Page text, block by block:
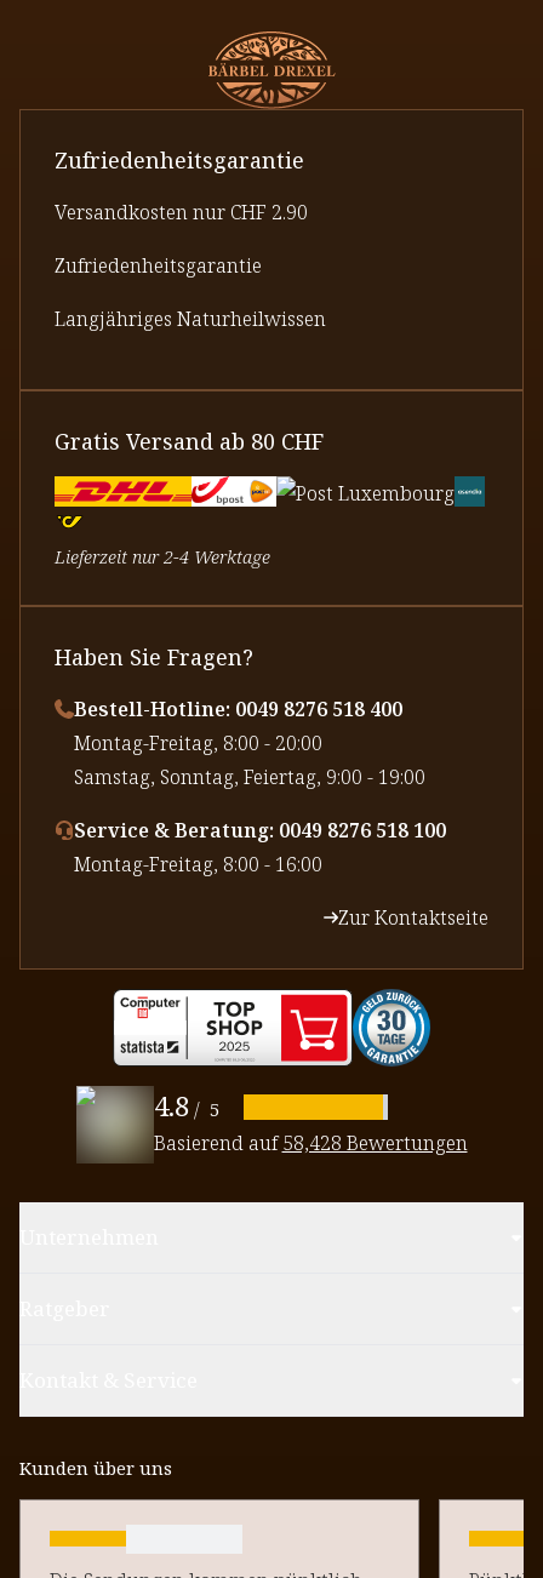
Zufriedenheitsgarantie
Versandkosten nur CHF 2.90
Zufriedenheitsgarantie
Langjähriges Naturheilwissen
Gratis Versand ab 80 CHF
Lieferzeit nur 2-4 Werktage
Haben Sie Fragen?
Bestell-Hotline: 0049 8276 518 400
⁠Montag-Freitag, 8:00 - 20:00
⁠Samstag, Sonntag, Feiertag, 9:00 - 19:00
Service & Beratung: 0049 8276 518 100
⁠Montag-Freitag, 8:00 - 16:00
Zur Kontaktseite
4.8 / 5
Basierend auf58,428 Bewertungen
Kunden über uns